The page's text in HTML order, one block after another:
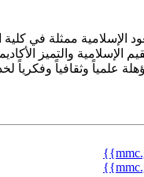
الإسلامية والتميز
علمياً وثقافياً